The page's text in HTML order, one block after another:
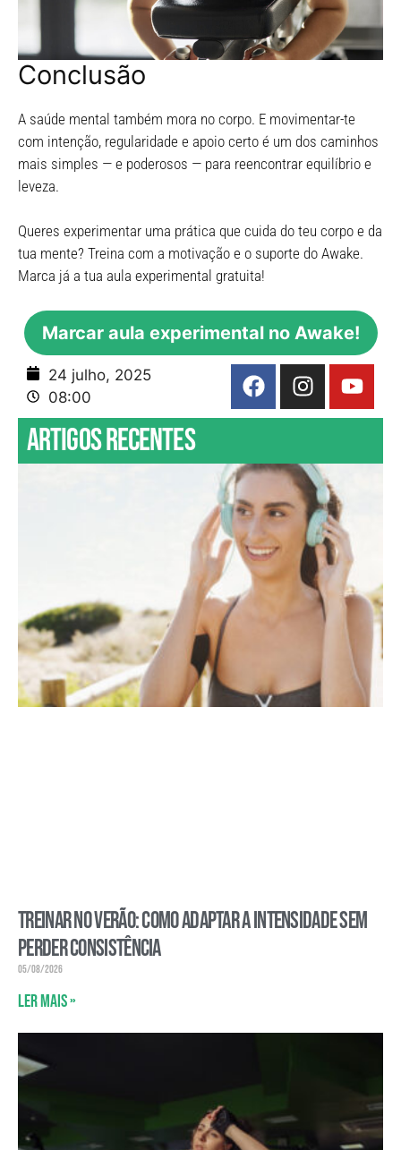
Conclusão
A saúde mental também mora no corpo. E movimentar-te
com intenção, regularidade e apoio certo é um dos caminhos
mais simples — e poderosos — para reencontrar equilíbrio e
leveza.
Queres experimentar uma prática que cuida do teu corpo e da
tua mente? Treina com a motivação e o suporte do Awake.
Marca já a tua aula experimental gratuita!
Marcar aula experimental no Awake!
24 julho, 2025
08:00
Artigos recentes
Treinar no verão: como adaptar a intensidade sem
perder consistência
05/08/2026
Ler mais »